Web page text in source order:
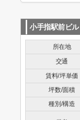
小手指駅前ビル
所在地
交通
賃料/坪単価
坪数/面積
種別/構造